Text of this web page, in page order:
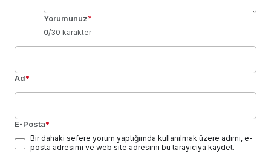
Yorumunuz*
0/30 karakter
Ad*
E-Posta*
Bir dahaki sefere yorum yaptığımda kullanılmak üzere adımı, e-
posta adresimi ve web site adresimi bu tarayıcıya kaydet.